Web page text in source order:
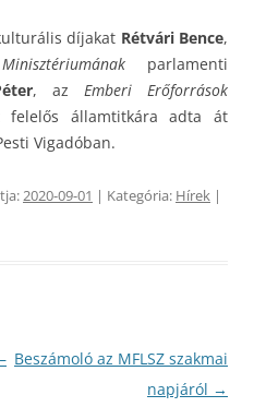
díjakat Rétvári Bence,
parlamenti
, az Emberi Erőforrások
felelős államtitkára adta át
Vigadóban.
2020-09-01 | Kategória: Hírek |
Beszámoló az MFLSZ szakmai
napjáról →